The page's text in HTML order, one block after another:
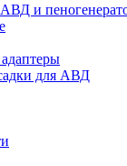
и
для АВД